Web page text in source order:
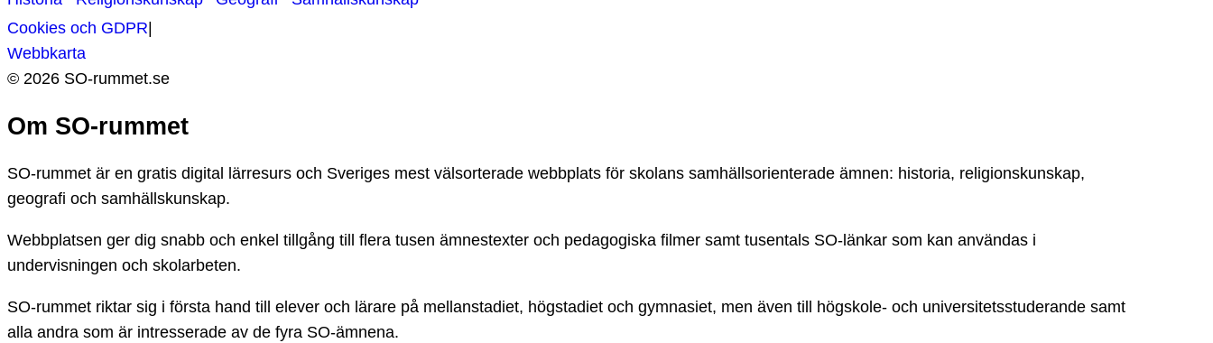
Cookies och GDPR
Webbkarta
© 2026 SO-rummet.se
Om SO-rummet
SO-rummet är en gratis digital lärresurs och Sveriges mest välsorterade webbplats för skolans samhällsorienterade ämnen: historia, religionskunskap,
geografi och samhällskunskap.
Webbplatsen ger dig snabb och enkel tillgång till flera tusen ämnestexter och pedagogiska filmer samt tusentals SO-länkar som kan användas i
undervisningen och skolarbeten.
SO-rummet riktar sig i första hand till elever och lärare på mellanstadiet, högstadiet och gymnasiet, men även till högskole- och universitetsstuderande samt
alla andra som är intresserade av de fyra SO-ämnena.